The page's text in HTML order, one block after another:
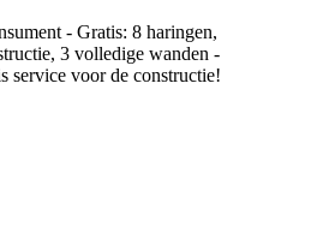
- Gratis: 8 haringen,
3 volledige wanden -
service voor de constructie!